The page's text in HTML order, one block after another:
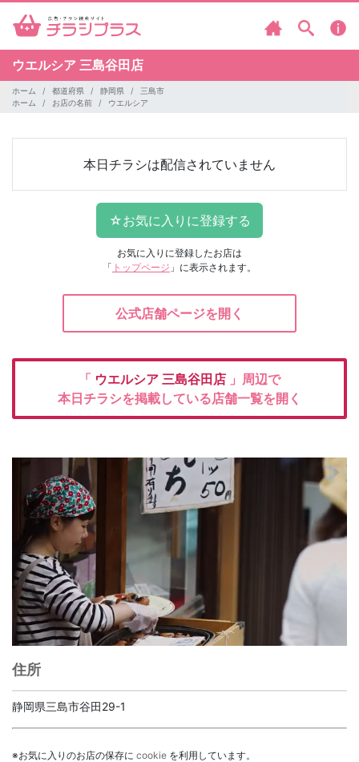
ウエルシア 三島谷田店
ホーム 都道府県 静岡県
三島市
ホーム
お店の名前 ウエルシア
本日チラシは配信されていません
お気に入りに登録したお店は
「 トップページ 」に表示されます。
公式店舗ページを開く
「 ウエルシア 三島谷田店 」周辺で
本日チラシを掲載している店舗一覧を開く
住所
静岡県三島市谷田29-1
※お気に入りのお店の保存に cookie を利用しています。